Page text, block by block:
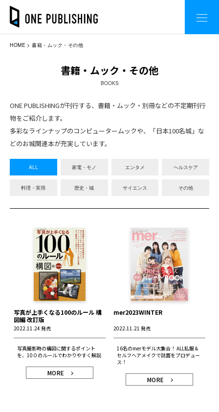
HOME 書籍・ムック・その他
書籍・ムック・その他
BOOKS
ONE PUBLISHINGが刊行する、書籍・ムック・別冊などの不定期刊行
物をご紹介します。
多彩なラインナップのコンピュータームックや、「日本100名城」な
どのお城関連本が充実しています。
ALL 家電・モノ エンタメ ヘルスケア
料理・実用 歴史・城 サイエンス その他
写真が上手くなる100のルール 構
図編 改訂版
2022.11.24 発売
写真撮影時の構図に関するポイント
を、10０のルールでわかりやすく解説
MORE
mer2023WINTER
2022.11.21 発売
16名のmerモデル大集合！ ALL私服＆
セルフヘアメイクで誌面をプロデュー
ス！
MORE